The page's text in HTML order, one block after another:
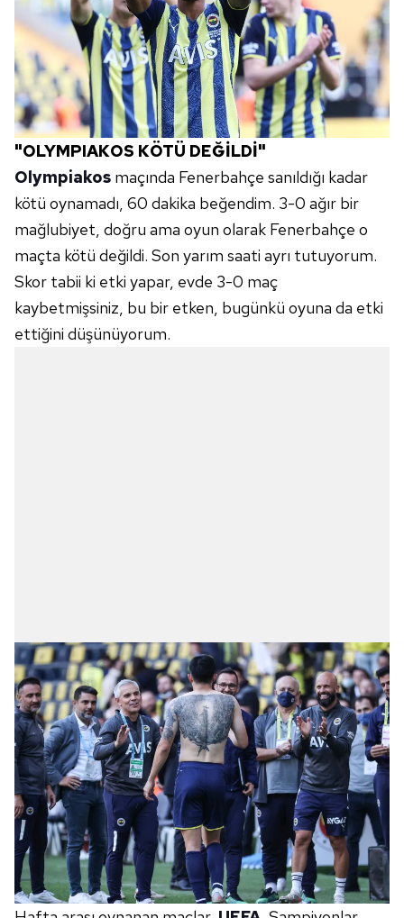
"OLYMPIAKOS KÖTÜ DEĞİLDİ"
Olympiakos maçında Fenerbahçe sanıldığı kadar
kötü oynamadı, 60 dakika beğendim. 3-0 ağır bir
mağlubiyet, doğru ama oyun olarak Fenerbahçe o
maçta kötü değildi. Son yarım saati ayrı tutuyorum.
Skor tabii ki etki yapar, evde 3-0 maç
kaybetmişsiniz, bu bir etken, bugünkü oyuna da etki
ettiğini düşünüyorum.